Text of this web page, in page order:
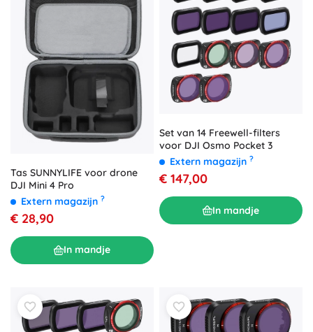
Tas SUNNYLIFE voor drone
DJI Mini 4 Pro
Extern magazijn ?
€ 28,90
In mandje
Set van 14 Freewell-filters
voor DJI Osmo Pocket 3
Extern magazijn ?
€ 147,00
In mandje